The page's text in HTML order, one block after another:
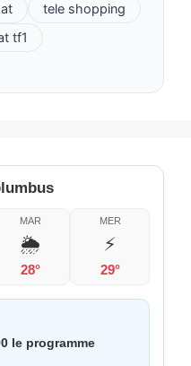
tele shopping
tf1
MAR
🌦️
28°
MER
⚡
29°
le programme